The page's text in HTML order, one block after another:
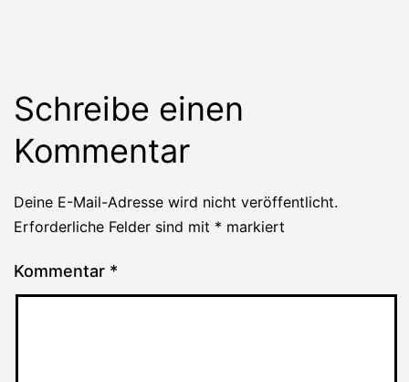
Schreibe einen
Kommentar
Deine E-Mail-Adresse wird nicht veröffentlicht.
Erforderliche Felder sind mit * markiert
Kommentar *